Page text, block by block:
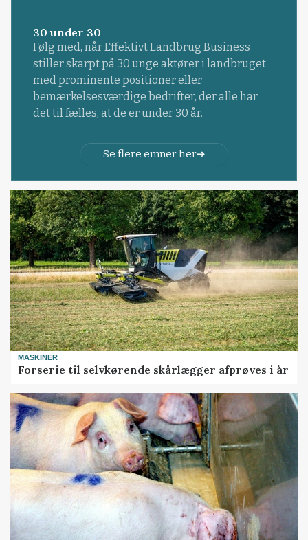
30 under 30
Følg med, når Effektivt Landbrug Business
stiller skarpt på 30 unge aktører i landbruget
med prominente positioner eller
bemærkelsesværdige bedrifter, der alle har
det til fælles, at de er under 30 år.
Se flere emner her
MASKINER
Forserie til selvkørende skårlægger afprøves i år